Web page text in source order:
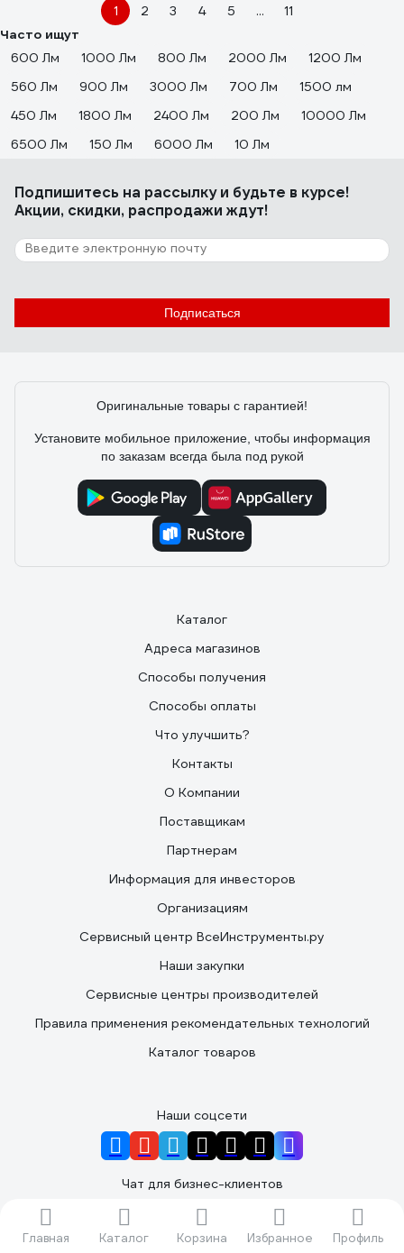
Главная Каталог Корзина Избранное Профиль
1 2 3 4 5 ...
11
Часто ищут
600 Лм
1000 Лм 800 Лм 2000 Лм
1200 Лм
560 Лм
900 Лм 3000 Лм 700 Лм
1500 лм
450 Лм
1800 Лм 2400 Лм 200 Лм
10000 Лм
6500 Лм
150 Лм 6000 Лм 10 Лм
Подпишитесь на рассылкуи будьте в курсе!
Акции, скидки, распродажи ждут!
Подписаться
Оригинальные товары с гарантией!
Установите мобильное приложение, чтобы информация
по заказам всегда была под рукой
Каталог
Адреса магазинов
Способы получения
Способы оплаты
Что улучшить?
Контакты
О Компании
Поставщикам
Партнерам
Информация для инвесторов
Организациям
Сервисный центр ВсеИнструменты.ру
Наши закупки
Сервисные центры производителей
Правила применения рекомендательных технологий
Каталог товаров
Наши соцсети
Чат для бизнес-клиентов
Подать заявку